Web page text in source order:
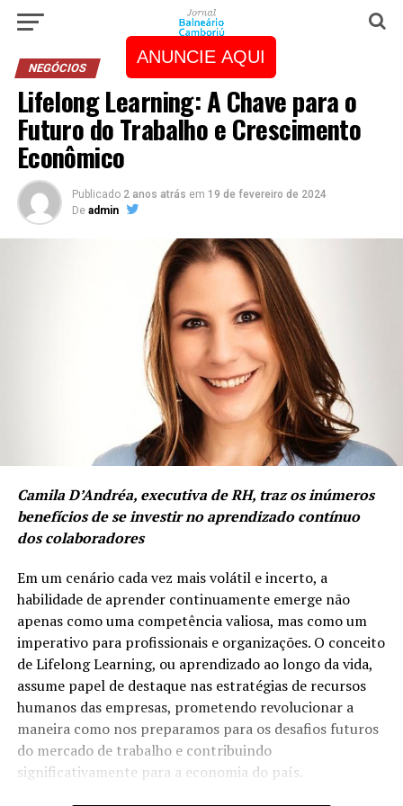
ANUNCIE AQUI
NEGÓCIOS
Lifelong Learning: A Chave para o
Futuro do Trabalho e Crescimento
Econômico
Publicado 2 anos atrás em 19 de fevereiro de 2024
De admin
Camila D’Andréa, executiva de RH, traz os inúmeros
benefícios de se investir no aprendizado contínuo
dos colaboradores
Em um cenário cada vez mais volátil e incerto, a
habilidade de aprender continuamente emerge não
apenas como uma competência valiosa, mas como um
imperativo para profissionais e organizações. O conceito
de Lifelong Learning, ou aprendizado ao longo da vida,
assume papel de destaque nas estratégias de recursos
humanos das empresas, prometendo revolucionar a
maneira como nos preparamos para os desafios futuros
do mercado de trabalho e contribuindo
significativamente para a economia do país.